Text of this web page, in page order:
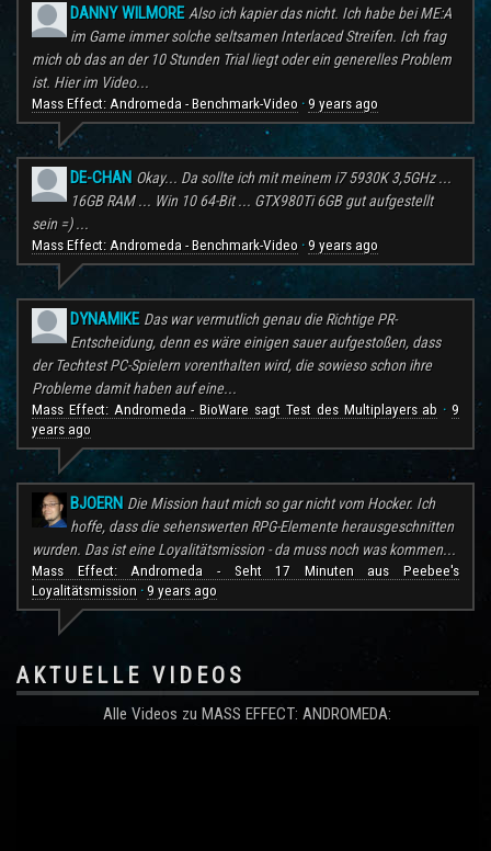
DANNY WILMORE Also ich kapier das nicht. Ich habe bei ME:A
im Game immer solche seltsamen Interlaced Streifen. Ich frag
mich ob das an der 10 Stunden Trial liegt oder ein generelles Problem
ist. Hier im Video...
Mass Effect: Andromeda - Benchmark-Video · 9 years ago
DE-CHAN Okay... Da sollte ich mit meinem i7 5930K 3,5GHz ...
16GB RAM ... Win 10 64-Bit ... GTX980Ti 6GB gut aufgestellt
sein =) ...
Mass Effect: Andromeda - Benchmark-Video · 9 years ago
DYNAMIKE Das war vermutlich genau die Richtige PR-
Entscheidung, denn es wäre einigen sauer aufgestoßen, dass
der Techtest PC-Spielern vorenthalten wird, die sowieso schon ihre
Probleme damit haben auf eine...
Mass Effect: Andromeda - BioWare sagt Test des Multiplayers ab ·9
years ago
BJOERN Die Mission haut mich so gar nicht vom Hocker. Ich
hoffe, dass die sehenswerten RPG-Elemente herausgeschnitten
wurden. Das ist eine Loyalitätsmission - da muss noch was kommen...
Mass Effect: Andromeda - Seht 17 Minuten aus Peebee's
Loyalitätsmission · 9 years ago
AKTUELLE VIDEOS
Alle Videos zu MASS EFFECT: ANDROMEDA: